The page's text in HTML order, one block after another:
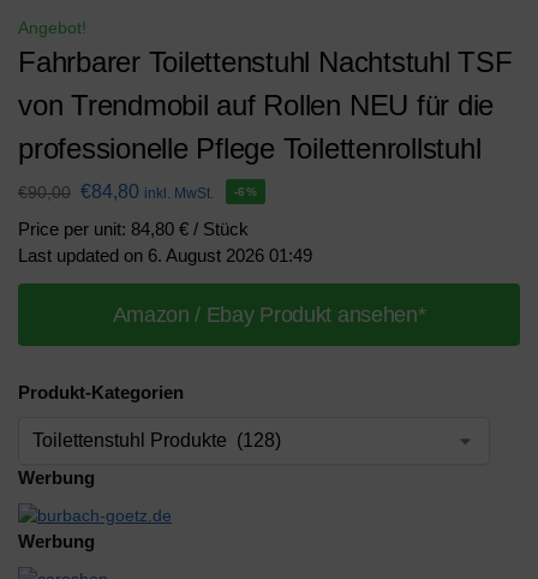
Angebot!
Fahrbarer Toilettenstuhl Nachtstuhl TSF
von Trendmobil auf Rollen NEU für die
professionelle Pflege Toilettenrollstuhl
€90,00 €84,80 inkl. MwSt. -6%
Price per unit: 84,80 € / Stück
Last updated on 6. August 2026 01:49
Amazon / Ebay Produkt ansehen*
Produkt-Kategorien
Werbung
Werbung